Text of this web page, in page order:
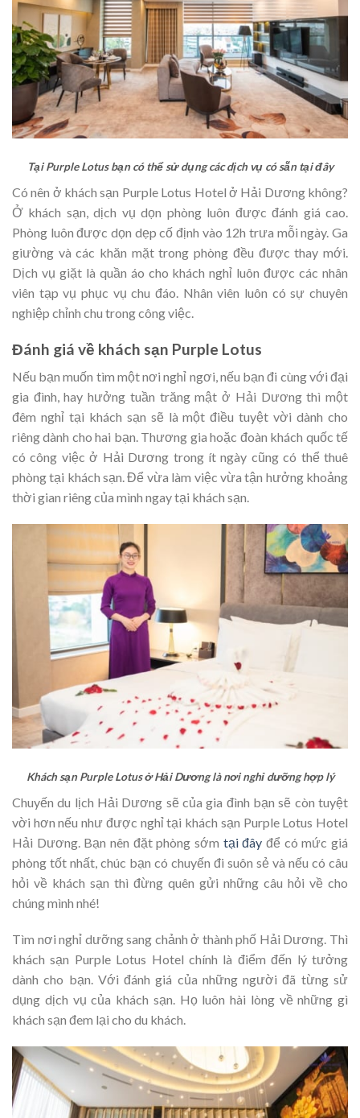
Tại Purple Lotus bạn có thể sử dụng các dịch vụ có sẵn tại đây
Có nên ở khách sạn Purple Lotus Hotel ở Hải Dương không?
Ở khách sạn, dịch vụ dọn phòng luôn được đánh giá cao.
Phòng luôn được dọn dẹp cố định vào 12h trưa mỗi ngày. Ga
giường và các khăn mặt trong phòng đều được thay mới.
Dịch vụ giặt là quần áo cho khách nghỉ luôn được các nhân
viên tạp vụ phục vụ chu đáo. Nhân viên luôn có sự chuyên
nghiệp chỉnh chu trong công việc.
Đánh giá về khách sạn Purple Lotus
Nếu bạn muốn tìm một nơi nghỉ ngơi, nếu bạn đi cùng với đại
gia đình, hay hưởng tuần trăng mật ở Hải Dương thì một
đêm nghỉ tại khách sạn sẽ là một điều tuyệt vời dành cho
riêng dành cho hai bạn. Thương gia hoặc đoàn khách quốc tế
có công việc ở Hải Dương trong ít ngày cũng có thể thuê
phòng tại khách sạn. Để vừa làm việc vừa tận hưởng khoảng
thời gian riêng của mình ngay tại khách sạn.
Khách sạn Purple Lotus ở Hải Dương là nơi nghỉ dưỡng hợp lý
Chuyến du lịch Hải Dương sẽ của gia đình bạn sẽ còn tuyệt
vời hơn nếu như được nghỉ tại khách sạn Purple Lotus Hotel
Hải Dương. Bạn nên đặt phòng sớm tại đây để có mức giá
phòng tốt nhất, chúc bạn có chuyến đi suôn sẻ và nếu có câu
hỏi về khách sạn thì đừng quên gửi những câu hỏi về cho
chúng mình nhé!
Tìm nơi nghỉ dưỡng sang chảnh ở thành phố Hải Dương. Thì
khách sạn Purple Lotus Hotel chính là điểm đến lý tưởng
dành cho bạn. Với đánh giá của những người đã từng sử
dụng dịch vụ của khách sạn. Họ luôn hài lòng về những gì
khách sạn đem lại cho du khách.